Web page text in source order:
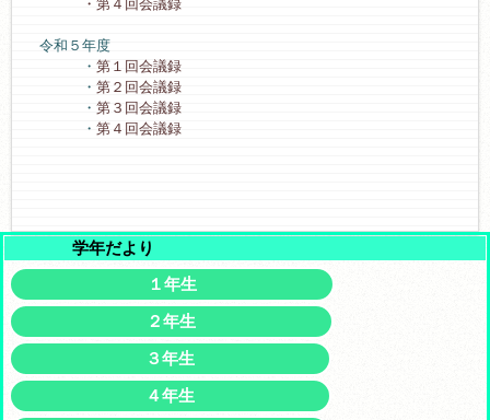
・第４回会議録
令和５年度
・第１回会議録
・第２回会議録
・第３回会議録
・第４回会議録
学年だより
１年生
２年生
３年生
４年生